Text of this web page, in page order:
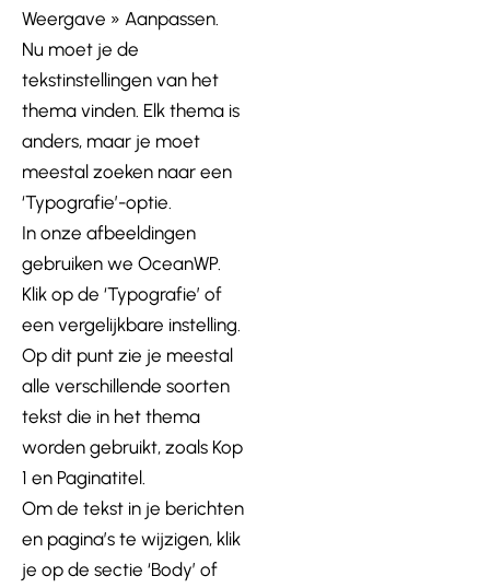
Weergave » Aanpassen.
Nu moet je de
tekstinstellingen van het
thema vinden. Elk thema is
anders, maar je moet
meestal zoeken naar een
‘Typografie’-optie.
In onze afbeeldingen
gebruiken we OceanWP.
Klik op de ‘Typografie’ of
een vergelijkbare instelling.
Op dit punt zie je meestal
alle verschillende soorten
tekst die in het thema
worden gebruikt, zoals Kop
1 en Paginatitel.
Om de tekst in je berichten
en pagina’s te wijzigen, klik
je op de sectie ‘Body’ of